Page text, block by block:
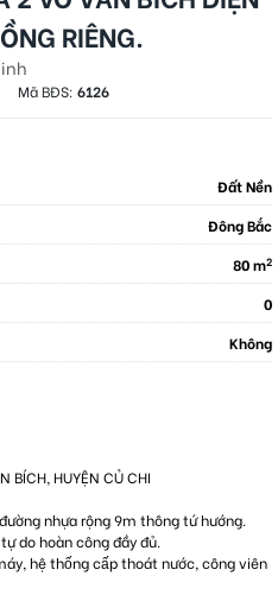
RIÊNG.
Mã BĐS: 6126
Đất Nền
Đông Bắc
80 m2
0
Không
BÍCH, HUYỆN CỦ CHI
nhựa rộng 9m thông tứ hướng.
do hoàn công đầy đủ.
hệ thống cấp thoát nước, công viên